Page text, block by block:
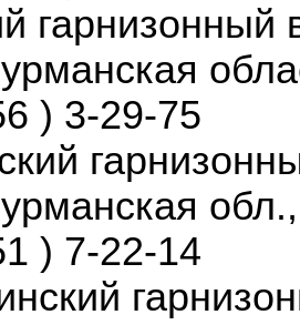
гарнизонный
) 3-29-75
) 7-22-14